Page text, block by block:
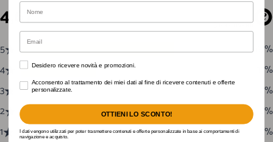
Nome
Email
Desidero ricevere novità e promozioni.
Desidero ricevere novità e promozioni.
Acconsento al trattamento dei miei dati al fine di ricevere contenuti e offerte
Acconsento al trattamento dei miei dati al fine di ricevere contenuti e offerte
personalizzate.
OTTIENI LO SCONTO!
I dati vengono utilizzati per poter trasmettere contenuti e offerte personalizzate in base ai comportamenti di
navigazione e acquisto.